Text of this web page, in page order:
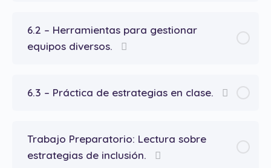
6.2 – Herramientas para gestionar
equipos diversos.
6.3 – Práctica de estrategias en clase.
Trabajo Preparatorio: Lectura sobre
estrategias de inclusión.